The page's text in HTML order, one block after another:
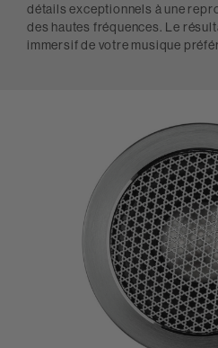
détails exceptionnels à une
des hautes fréquences. Le
immersif de votre musique